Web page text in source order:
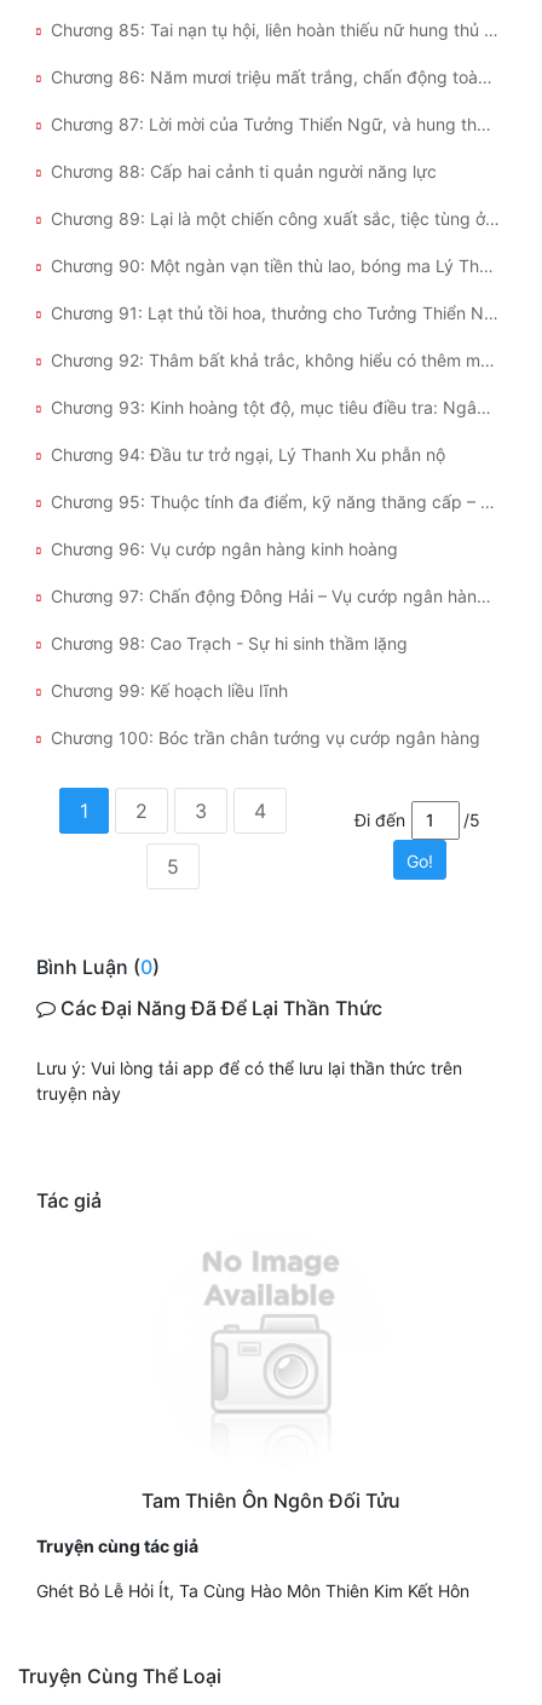
Chương 85: Tai nạn tụ hội, liên hoàn thiếu nữ hung thủ lộ diện
Chương 86: Năm mươi triệu mất trắng, chấn động toàn thành phố Đông Hải! Vụ cướp ngân hàng kinh hoàng
Chương 87: Lời mời của Tưởng Thiển Ngữ, và hung thủ vụ án giết người hàng loạt
Chương 88: Cấp hai cảnh ti quản người năng lực
Chương 89: Lại là một chiến công xuất sắc, tiệc tùng ở quán bar
Chương 90: Một ngàn vạn tiền thù lao, bóng ma Lý Thanh Nhan
Chương 91: Lạt thủ tồi hoa, thưởng cho Tưởng Thiển Ngữ bàn tay
Chương 92: Thâm bất khả trắc, không hiểu có thêm một cái nữ nhi
Chương 93: Kinh hoàng tột độ, mục tiêu điều tra: Ngân hàng
Chương 94: Đầu tư trở ngại, Lý Thanh Xu phẫn nộ
Chương 95: Thuộc tính đa điểm, kỹ năng thăng cấp – Cuộc gặp gỡ định mệnh
Chương 96: Vụ cướp ngân hàng kinh hoàng
Chương 97: Chấn động Đông Hải – Vụ cướp ngân hàng gây xôn xao
Chương 98: Cao Trạch - Sự hi sinh thầm lặng
Chương 99: Kế hoạch liều lĩnh
Chương 100: Bóc trần chân tướng vụ cướp ngân hàng
1 2 3 4
5
Đi đến
/5
Go!
Bình Luận (0)
Các Đại Năng Đã Để Lại Thần Thức
Lưu ý: Vui lòng tải app để có thể lưu lại thần thức trên
truyện này
Tác giả
Tam Thiên Ôn Ngôn Đối Tửu
Truyện cùng tác giả
Ghét Bỏ Lễ Hỏi Ít, Ta Cùng Hào Môn Thiên Kim Kết Hôn
Truyện Cùng Thể Loại